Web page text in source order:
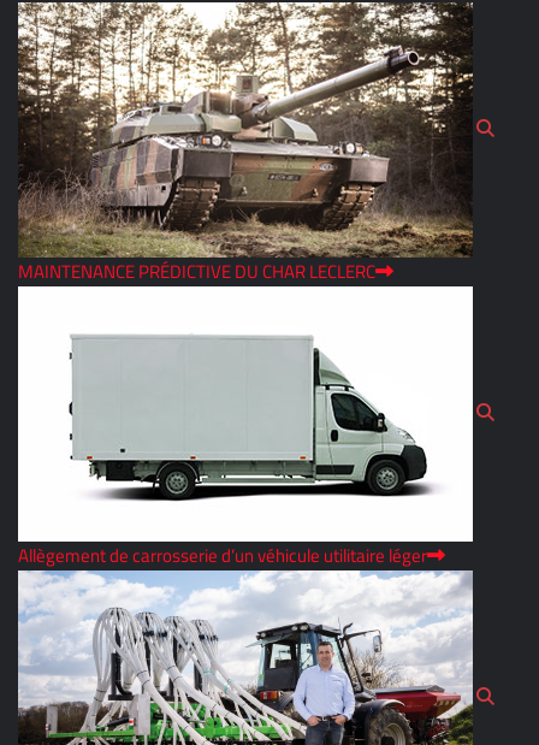
MAINTENANCE PRÉDICTIVE DU CHAR LECLERC
Allègement de carrosserie d’un véhicule utilitaire léger